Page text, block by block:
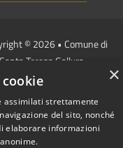
© 2026 • Comune di
Santa Teresa Gallura •
byMunicipium
Accesso redazione
×
assimilati strettamente
del sito, nonché
elaborare informazioni